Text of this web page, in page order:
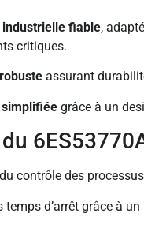
fiable,
critiques.
assurant
grâce à un
contrôle des
temps d’arrêt grâce à